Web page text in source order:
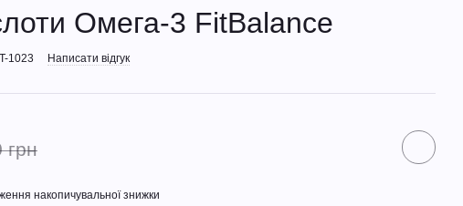
Омега-3 FitBalance
1023 Написати відгук
грн
накопичувальної знижки